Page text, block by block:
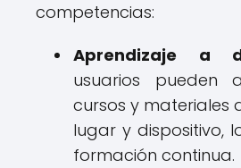
competencias:
Aprendizaje a
usuarios pueden
cursos y materiales
lugar y dispositivo,
formación continua.